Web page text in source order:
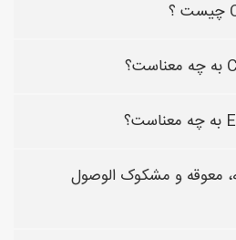
معوقه و مشکوک الوصول